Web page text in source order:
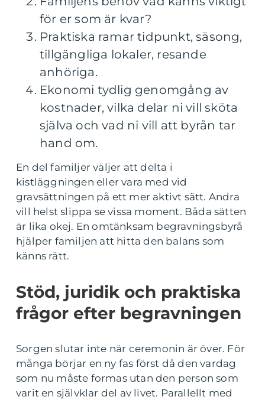
för er som är kvar?
Praktiska ramar tidpunkt, säsong,
tillgängliga lokaler, resande
anhöriga.
Ekonomi tydlig genomgång av
kostnader, vilka delar ni vill sköta
själva och vad ni vill att byrån tar
hand om.
En del familjer väljer att delta i
kistläggningen eller vara med vid
gravsättningen på ett mer aktivt sätt. Andra
vill helst slippa se vissa moment. Båda sätten
är lika okej. En omtänksam begravningsbyrå
hjälper familjen att hitta den balans som
känns rätt.
Stöd, juridik och praktiska
frågor efter begravningen
Sorgen slutar inte när ceremonin är över. För
många börjar en ny fas först då den vardag
som nu måste formas utan den person som
varit en självklar del av livet. Parallellt med